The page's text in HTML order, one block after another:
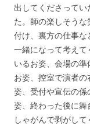
出してくださって
た。師の楽しそう
付け、裏方の仕事
一緒になって考え
いるお姿、会場の
お姿、控室で演者
姿、受付や宣伝の
姿、終わった後に
しゃがんで剥がし